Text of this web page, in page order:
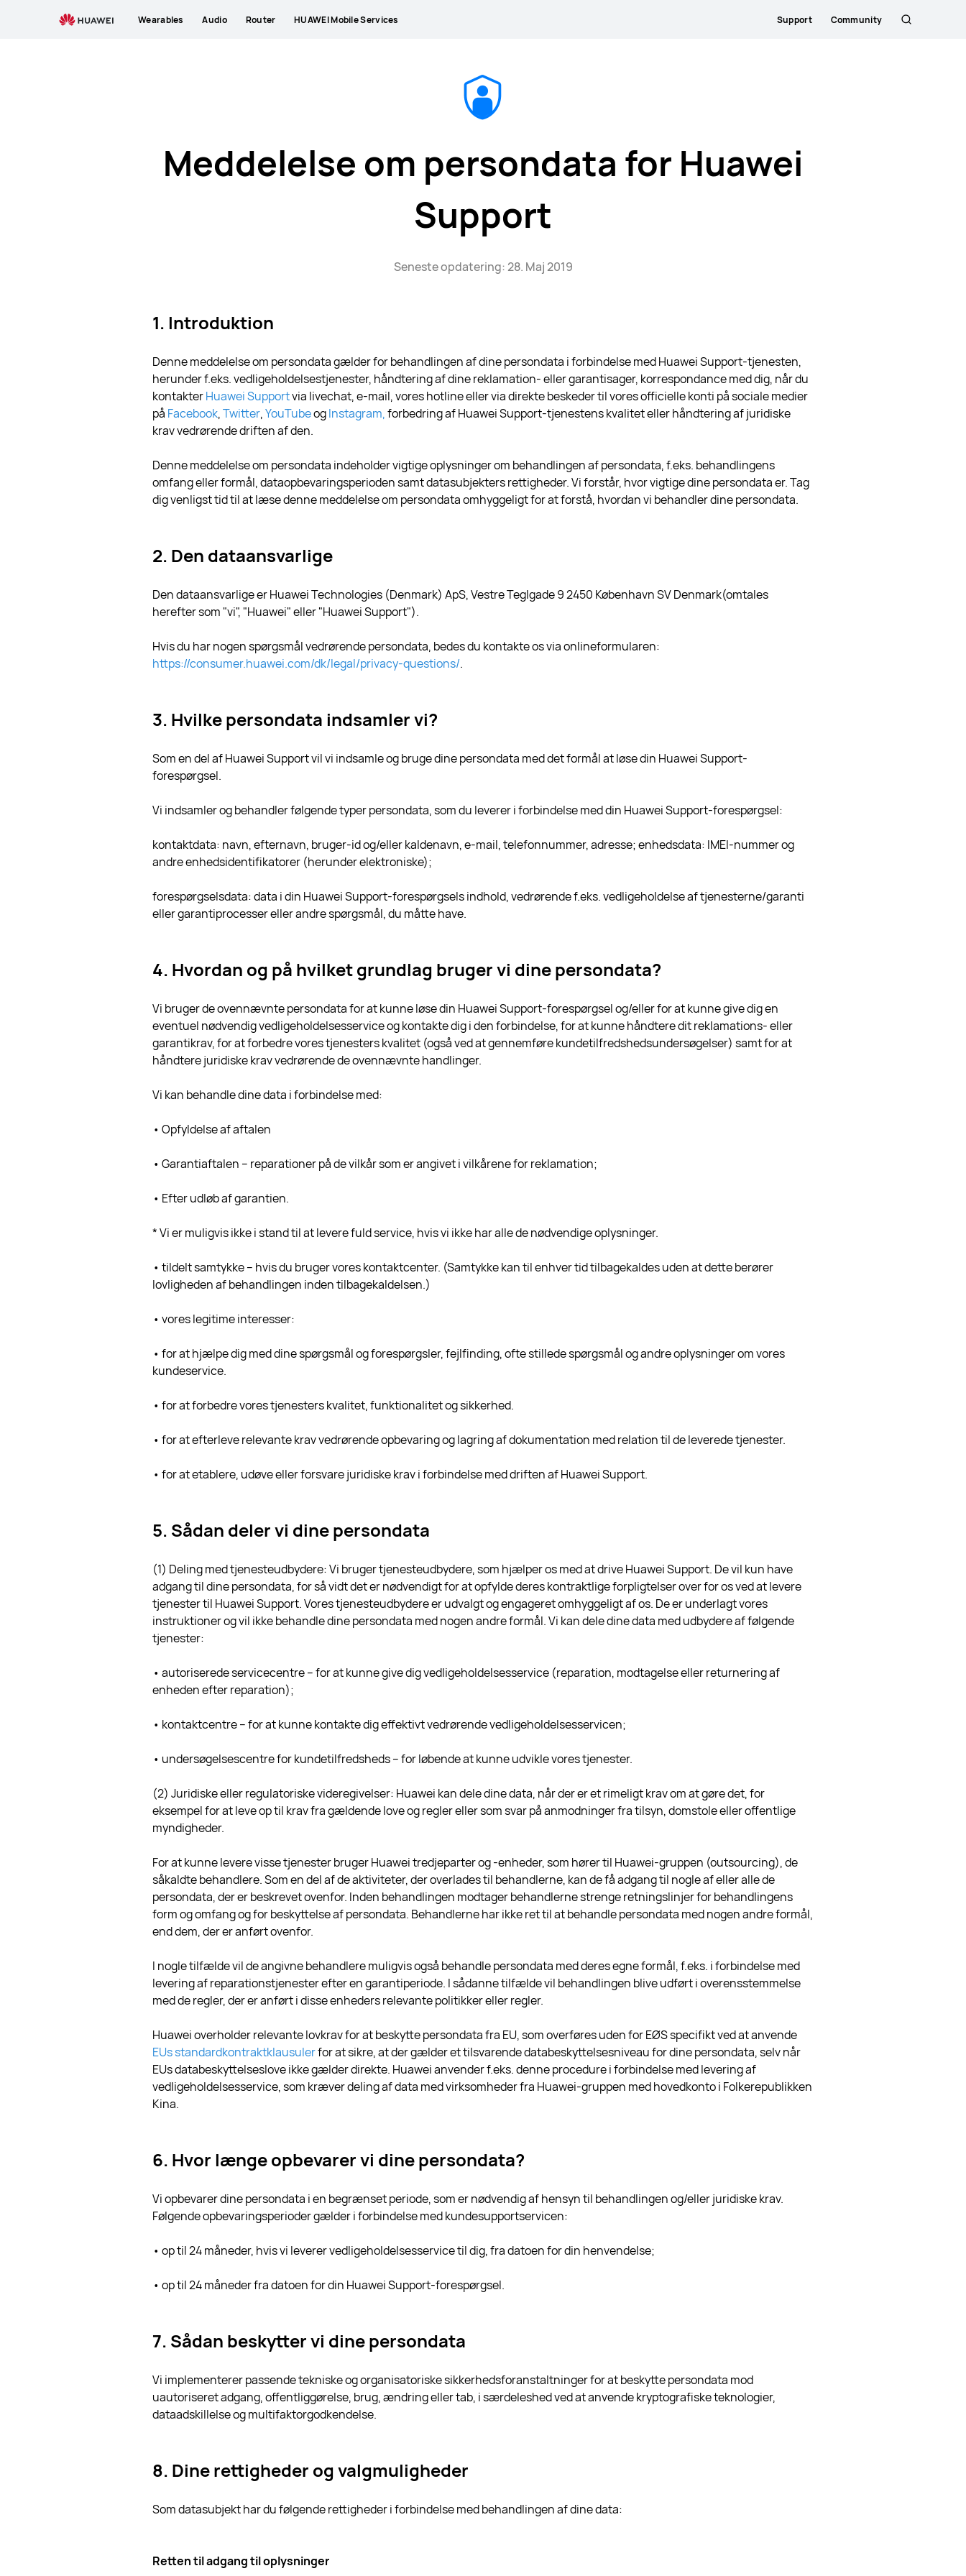
Wearables Audio Router HUAWEI Mobile Services Support Community
Meddelelse om persondata for Huawei
Support
Seneste opdatering: 28. Maj 2019
1. Introduktion
Denne meddelelse om persondata gælder for behandlingen af dine persondata i forbindelse med Huawei Support-tjenesten,
herunder f.eks. vedligeholdelsestjenester, håndtering af dine reklamation- eller garantisager, korrespondance med dig, når du
kontakterHuawei Supportvia livechat, e-mail, vores hotline eller via direkte beskeder til vores officielle konti på sociale medier
på Facebook,Twitter,YouTubeogInstagram,forbedring af Huawei Support-tjenestens kvalitet eller håndtering af juridiske
krav vedrørende driften af den.
Denne meddelelse om persondata indeholder vigtige oplysninger om behandlingen af persondata, f.eks. behandlingens
omfang eller formål, dataopbevaringsperioden samt datasubjekters rettigheder. Vi forstår, hvor vigtige dine persondata er. Tag
dig venligst tid til at læse denne meddelelse om persondata omhyggeligt for at forstå, hvordan vi behandler dine persondata.
2. Den dataansvarlige
Den dataansvarlige er Huawei Technologies (Denmark) ApS, Vestre Teglgade 9 2450 København SV Denmark(omtales
herefter som "vi", "Huawei" eller "Huawei Support").
Hvis du har nogen spørgsmål vedrørende persondata, bedes du kontakte os via onlineformularen:
https://consumer.huawei.com/dk/legal/privacy-questions/.
3. Hvilke persondata indsamler vi?
Som en del af Huawei Support vil vi indsamle og bruge dine persondata med det formål at løse din Huawei Support-
forespørgsel.
Vi indsamler og behandler følgende typer persondata, som du leverer i forbindelse med din Huawei Support-forespørgsel:
kontaktdata: navn, efternavn, bruger-id og/eller kaldenavn, e-mail, telefonnummer, adresse; enhedsdata: IMEI-nummer og
andre enhedsidentifikatorer (herunder elektroniske);
forespørgselsdata: data i din Huawei Support-forespørgsels indhold, vedrørende f.eks. vedligeholdelse af tjenesterne/garanti
eller garantiprocesser eller andre spørgsmål, du måtte have.
4. Hvordan og på hvilket grundlag bruger vi dine persondata?
Vi bruger de ovennævnte persondata for at kunne løse din Huawei Support-forespørgsel og/eller for at kunne give dig en
eventuel nødvendig vedligeholdelsesservice og kontakte dig i den forbindelse, for at kunne håndtere dit reklamations- eller
garantikrav, for at forbedre vores tjenesters kvalitet (også ved at gennemføre kundetilfredshedsundersøgelser) samt for at
håndtere juridiske krav vedrørende de ovennævnte handlinger.
Vi kan behandle dine data i forbindelse med:
• Opfyldelse af aftalen
• Garantiaftalen – reparationer på de vilkår som er angivet i vilkårene for reklamation;
• Efter udløb af garantien.
* Vi er muligvis ikke i stand til at levere fuld service, hvis vi ikke har alle de nødvendige oplysninger.
• tildelt samtykke – hvis du bruger vores kontaktcenter. (Samtykke kan til enhver tid tilbagekaldes uden at dette berører
lovligheden af behandlingen inden tilbagekaldelsen.)
• vores legitime interesser:
• for at hjælpe dig med dine spørgsmål og forespørgsler, fejlfinding, ofte stillede spørgsmål og andre oplysninger om vores
kundeservice.
• for at forbedre vores tjenesters kvalitet, funktionalitet og sikkerhed.
• for at efterleve relevante krav vedrørende opbevaring og lagring af dokumentation med relation til de leverede tjenester.
• for at etablere, udøve eller forsvare juridiske krav i forbindelse med driften af Huawei Support.
5. Sådan deler vi dine persondata
(1) Deling med tjenesteudbydere: Vi bruger tjenesteudbydere, som hjælper os med at drive Huawei Support. De vil kun have
adgang til dine persondata, for så vidt det er nødvendigt for at opfylde deres kontraktlige forpligtelser over for os ved at levere
tjenester til Huawei Support. Vores tjenesteudbydere er udvalgt og engageret omhyggeligt af os. De er underlagt vores
instruktioner og vil ikke behandle dine persondata med nogen andre formål. Vi kan dele dine data med udbydere af følgende
tjenester:
• autoriserede servicecentre – for at kunne give dig vedligeholdelsesservice (reparation, modtagelse eller returnering af
enheden efter reparation);
• kontaktcentre – for at kunne kontakte dig effektivt vedrørende vedligeholdelsesservicen;
• undersøgelsescentre for kundetilfredsheds – for løbende at kunne udvikle vores tjenester.
(2) Juridiske eller regulatoriske videregivelser: Huawei kan dele dine data, når der er et rimeligt krav om at gøre det, for
eksempel for at leve op til krav fra gældende love og regler eller som svar på anmodninger fra tilsyn, domstole eller offentlige
myndigheder.
For at kunne levere visse tjenester bruger Huawei tredjeparter og -enheder, som hører til Huawei-gruppen (outsourcing), de
såkaldte behandlere. Som en del af de aktiviteter, der overlades til behandlerne, kan de få adgang til nogle af eller alle de
persondata, der er beskrevet ovenfor. Inden behandlingen modtager behandlerne strenge retningslinjer for behandlingens
form og omfang og for beskyttelse af persondata. Behandlerne har ikke ret til at behandle persondata med nogen andre formål,
end dem, der er anført ovenfor.
I nogle tilfælde vil de angivne behandlere muligvis også behandle persondata med deres egne formål, f.eks. i forbindelse med
levering af reparationstjenester efter en garantiperiode. I sådanne tilfælde vil behandlingen blive udført i overensstemmelse
med de regler, der er anført i disse enheders relevante politikker eller regler.
Huawei overholder relevante lovkrav for at beskytte persondata fra EU, som overføres uden for EØS specifikt ved at anvende
EUs standardkontraktklausulerfor at sikre, at der gælder et tilsvarende databeskyttelsesniveau for dine persondata, selv når
EUs databeskyttelseslove ikke gælder direkte. Huawei anvender f.eks. denne procedure i forbindelse med levering af
vedligeholdelsesservice, som kræver deling af data med virksomheder fra Huawei-gruppen med hovedkonto i Folkerepublikken
Kina.
6. Hvor længe opbevarer vi dine persondata?
Vi opbevarer dine persondata i en begrænset periode, som er nødvendig af hensyn til behandlingen og/eller juridiske krav.
Følgende opbevaringsperioder gælder i forbindelse med kundesupportservicen:
• op til 24 måneder, hvis vi leverer vedligeholdelsesservice til dig, fra datoen for din henvendelse;
• op til 24 måneder fra datoen for din Huawei Support-forespørgsel.
7. Sådan beskytter vi dine persondata
Vi implementerer passende tekniske og organisatoriske sikkerhedsforanstaltninger for at beskytte persondata mod
uautoriseret adgang, offentliggørelse, brug, ændring eller tab, i særdeleshed ved at anvende kryptografiske teknologier,
dataadskillelse og multifaktorgodkendelse.
8. Dine rettigheder og valgmuligheder
Som datasubjekt har du følgende rettigheder i forbindelse med behandlingen af dine data:
Retten til adgang til oplysninger